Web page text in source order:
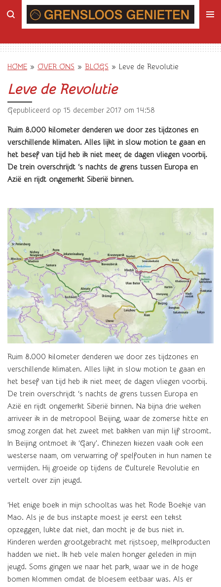
Ga
de
HOME » OVER ONS » BLOGS » Leve de Revolutie
Leve de Revolutie
Gepubliceerd op 15 december 2017 om 14:58
Ruim 8.000 kilometer denderen we door zes tijdzones en
verschillende klimaten. Alles lijkt in slow motion te gaan en
het besef van tijd heb ik niet meer, de dagen vliegen voorbij.
De trein overschrijdt ‘s nachts de grens tussen Europa en
Azië en rijdt ongemerkt Siberië binnen.
Ruim 8.000 kilometer denderen we door zes tijdzones en
verschillende klimaten. Alles lijkt in slow motion te gaan en
het besef van tijd heb ik niet meer, de dagen vliegen voorbij.
De trein overschrijdt ‘s nachts de grens tussen Europa en
Azië en rijdt ongemerkt Siberië binnen. Na bijna drie weken
arriveer ik in de metropool Beijing, waar de zomerse hitte en
smog zorgen dat het zweet met bakken van mijn lijf stroomt.
In Beijing ontmoet ik ‘Gary’. Chinezen kiezen vaak ook een
westerse naam, om verwarring of spelfouten in hun namen te
vermijden. Hij groeide op tijdens de Culturele Revolutie en
vertelt over zijn jeugd.
‘Het enige boek in mijn schooltas was het Rode Boekje van
Mao. Als je de bus instapte moest je eerst een tekst
opzeggen, lukte dat niet, dan mocht je de bus niet in.
Kinderen werden grootgebracht met rijstsoep, melkproducten
hadden we niet. Ik heb vele malen honger geleden in mijn
jeugd. Soms gingen we naar het park, waar we in de hoge
bomen klommen omdat de bloesem eetbaar was. Als er